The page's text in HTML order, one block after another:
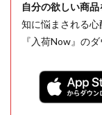
自分の欲しい商
知に悩まされる心
『入荷Now』の